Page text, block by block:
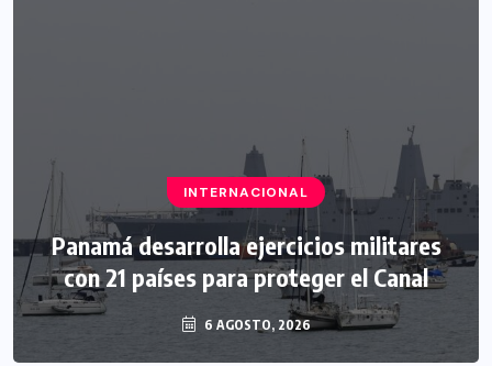
INTERNACIONAL
Panamá desarrolla ejercicios militares
con 21 países para proteger el Canal
6 AGOSTO, 2026